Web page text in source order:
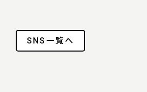
SNS一覧へ